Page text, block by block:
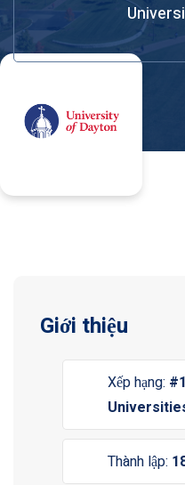
Giới thiệu
Xếp hạng:
Thành lập: